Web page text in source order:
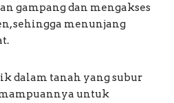
gampang dan mengakses
sehingga menunjang
dalam tanah yang subur
untuk